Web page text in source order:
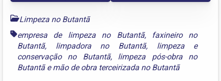
Limpeza no Butantã
empresa de limpeza no Butantã,
faxineiro no
Butantã, limpadora no Butantã, limpeza e
conservação no Butantã, limpeza pós-obra no
Butantãemão de obra terceirizada no Butantã